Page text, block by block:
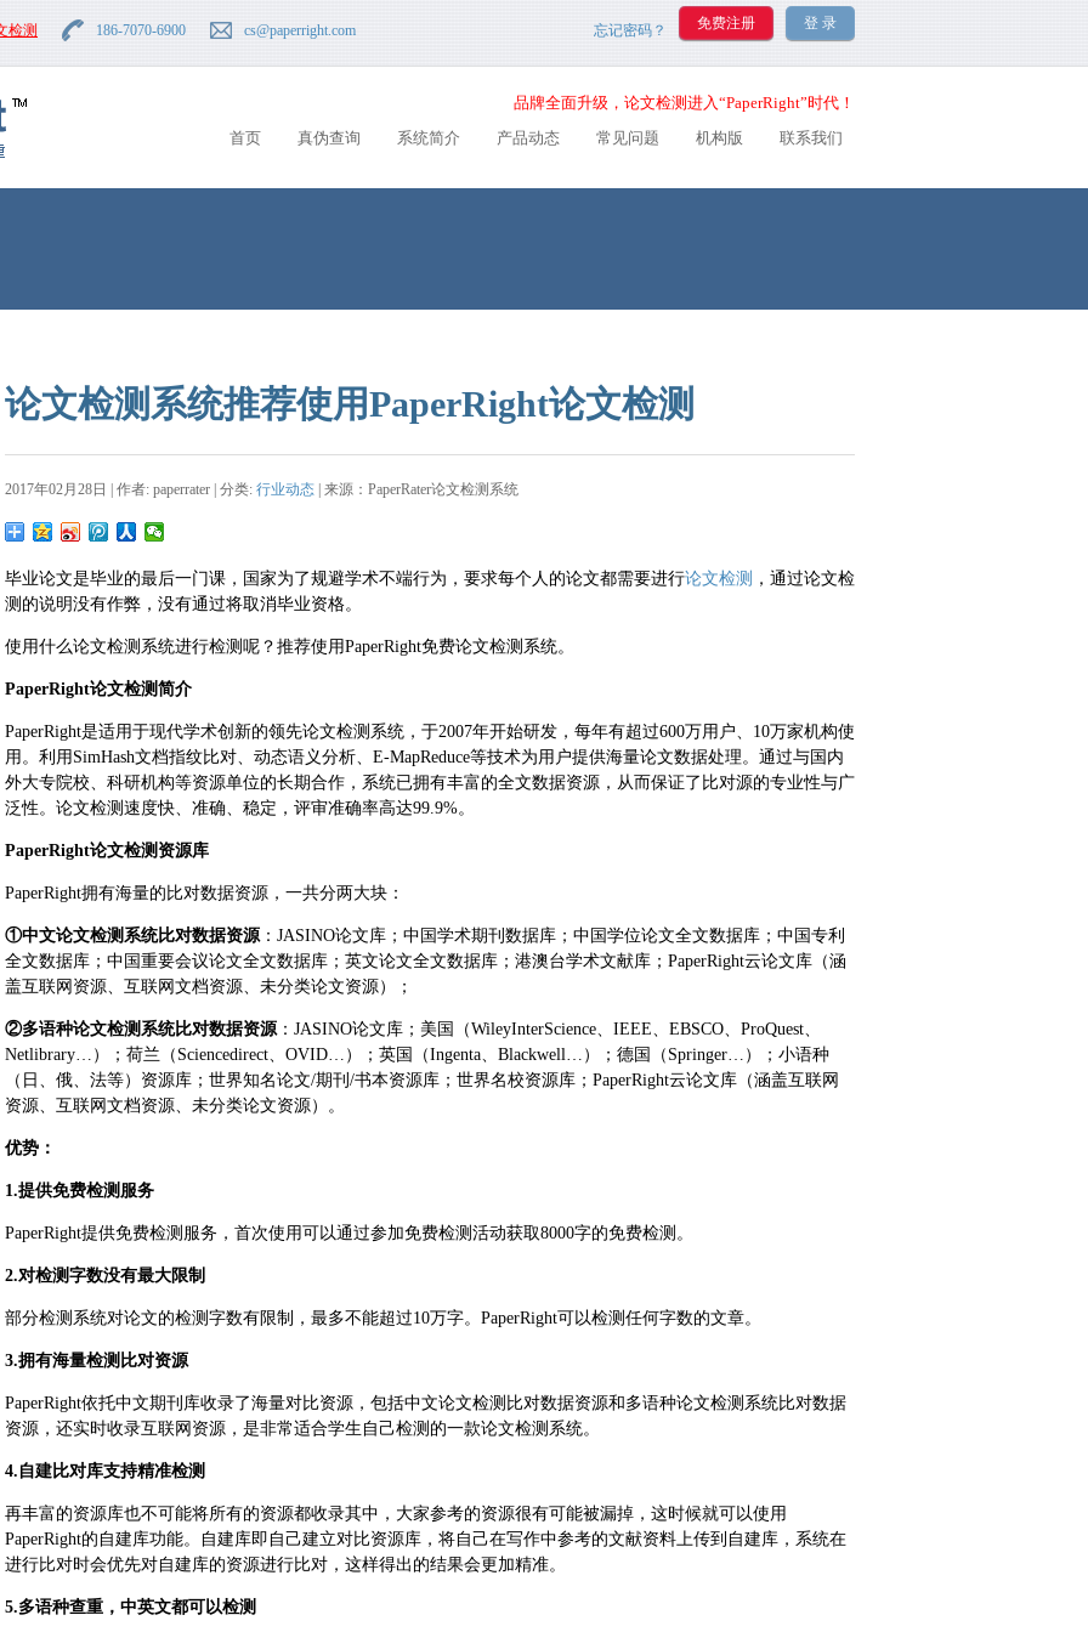
检测 186-7070-6900 cs@paperright.com 忘记密码？
品牌全面升级，论文检测进入“PaperRight”时代！
首页
真伪查询 系统简介 产品动态 常见问题 机构版 联系我们
论文检测系统推荐使用PaperRight论文检测
2017年02月28日 | 作者: paperrater | 分类: 行业动态 | 来源：PaperRater论文检测系统
毕业论文是毕业的最后一门课，国家为了规避学术不端行为，要求每个人的论文都需要进行论文检测 ，通过论文检
测的说明没有作弊，没有通过将取消毕业资格。
使用什么论文检测系统进行检测呢？推荐使用PaperRight免费论文检测系统。
PaperRight论文检测简介
PaperRight是适用于现代学术创新的领先论文检测系统，于2007年开始研发，每年有超过600万用户、10万家机构使
用。利用SimHash文档指纹比对、动态语义分析、E-MapReduce等技术为用户提供海量论文数据处理。通过与国内
外大专院校、科研机构等资源单位的长期合作，系统已拥有丰富的全文数据资源，从而保证了比对源的专业性与广
泛性。论文检测速度快、准确、稳定，评审准确率高达99.9%。
PaperRight论文检测资源库
PaperRight拥有海量的比对数据资源，一共分两大块：
①中文论文检测系统比对数据资源：JASINO论文库；中国学术期刊数据库；中国学位论文全文数据库；中国专利
全文数据库；中国重要会议论文全文数据库；英文论文全文数据库；港澳台学术文献库；PaperRight云论文库（涵
盖互联网资源、互联网文档资源、未分类论文资源）；
②多语种论文检测系统比对数据资源：JASINO论文库；美国（WileyInterScience、IEEE、EBSCO、ProQuest、
Netlibrary…）；荷兰（Sciencedirect、OVID…）；英国（Ingenta、Blackwell…）；德国（Springer…）；小语种
（日、俄、法等）资源库；世界知名论文/期刊/书本资源库；世界名校资源库；PaperRight云论文库（涵盖互联网
资源、互联网文档资源、未分类论文资源）。
优势：
1.提供免费检测服务
PaperRight提供免费检测服务，首次使用可以通过参加免费检测活动获取8000字的免费检测。
2.对检测字数没有最大限制
部分检测系统对论文的检测字数有限制，最多不能超过10万字。PaperRight可以检测任何字数的文章。
3.拥有海量检测比对资源
PaperRight依托中文期刊库收录了海量对比资源，包括中文论文检测比对数据资源和多语种论文检测系统比对数据
资源，还实时收录互联网资源，是非常适合学生自己检测的一款论文检测系统。
4.自建比对库支持精准检测
再丰富的资源库也不可能将所有的资源都收录其中，大家参考的资源很有可能被漏掉，这时候就可以使用
PaperRight的自建库功能。自建库即自己建立对比资源库，将自己在写作中参考的文献资料上传到自建库，系统在
进行比对时会优先对自建库的资源进行比对，这样得出的结果会更加精准。
5.多语种查重，中英文都可以检测